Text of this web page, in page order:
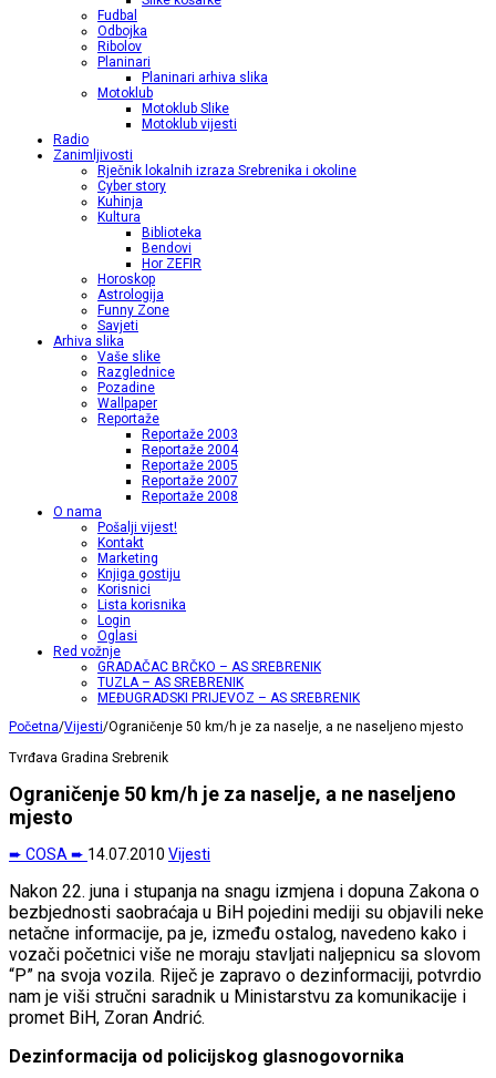
Fudbal
Odbojka
Ribolov
Planinari
Planinari arhiva slika
Motoklub
Motoklub Slike
Motoklub vijesti
Radio
Zanimljivosti
Rječnik lokalnih izraza Srebrenika i okoline
Cyber story
Kuhinja
Kultura
Biblioteka
Bendovi
Hor ZEFIR
Horoskop
Astrologija
Funny Zone
Savjeti
Arhiva slika
Vaše slike
Razglednice
Pozadine
Wallpaper
Reportaže
Reportaže 2003
Reportaže 2004
Reportaže 2005
Reportaže 2007
Reportaže 2008
O nama
Pošalji vijest!
Kontakt
Marketing
Knjiga gostiju
Korisnici
Lista korisnika
Login
Oglasi
Red vožnje
GRADAČAC BRČKO – AS SREBRENIK
TUZLA – AS SREBRENIK
MEĐUGRADSKI PRIJEVOZ – AS SREBRENIK
Početna/Vijesti/Ograničenje 50 km/h je za naselje, a ne naseljeno mjesto
Tvrđava Gradina Srebrenik
Ograničenje 50 km/h je za naselje, a ne naseljeno
mjesto
➨ COSA ➨ 14.07.2010 Vijesti
Nakon 22. juna i stupanja na snagu izmjena i dopuna Zakona o
bezbjednosti saobraćaja u BiH pojedini mediji su objavili neke
netačne informacije, pa je, između ostalog, navedeno kako i
vozači početnici više ne moraju stavljati naljepnicu sa slovom
“P” na svoja vozila. Riječ je zapravo o dezinformaciji, potvrdio
nam je viši stručni saradnik u Ministarstvu za komunikacije i
promet BiH, Zoran Andrić.
Dezinformacija od policijskog glasnogovornika